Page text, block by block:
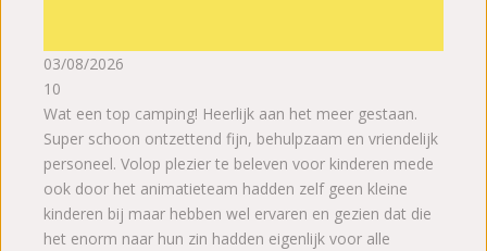
03/08/2026
10
Wat een top camping! Heerlijk aan het meer gestaan.
Super schoon ontzettend fijn, behulpzaam en vriendelijk
personeel. Volop plezier te beleven voor kinderen mede
ook door het animatieteam hadden zelf geen kleine
kinderen bij maar hebben wel ervaren en gezien dat die
het enorm naar hun zin hadden eigenlijk voor alle